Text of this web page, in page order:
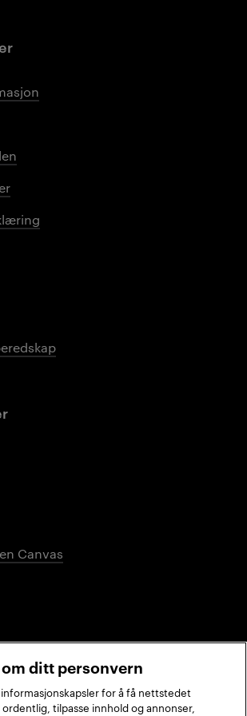
Canvas
ditt personvern
for å få nettstedet
tilpasse innhold og annonser,